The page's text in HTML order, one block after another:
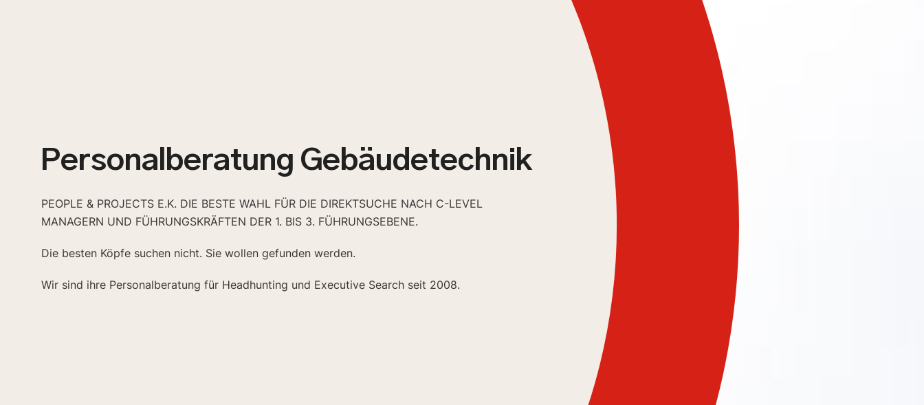
Personalberatung Gebäudetechnik
PEOPLE & PROJECTS E.K. DIE BESTE WAHL FÜR DIE DIREKTSUCHE NACH C-LEVEL
MANAGERN UND FÜHRUNGSKRÄFTEN DER 1. BIS 3. FÜHRUNGSEBENE.
Die besten Köpfe suchen nicht. Sie wollen gefunden werden.
Wir sind ihre Personalberatung für Headhunting und Executive Search seit 2008.